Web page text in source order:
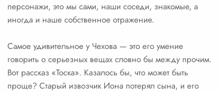
персонажи, это мы сами, наши соседи, знакомые, а
иногда и наше собственное отражение.
Самое удивительное у Чехова — это его умение
говорить о серьезных вещах словно бы между прочим.
Вот рассказ «Тоска». Казалось бы, что может быть
проще? Старый извозчик Иона потерял сына, и его